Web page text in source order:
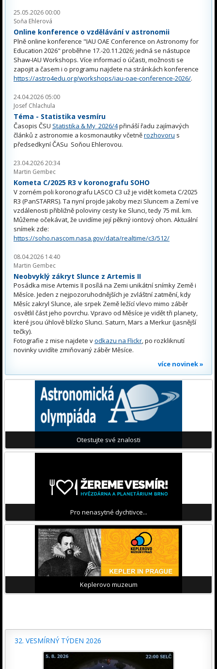
25.05.2026 00:00
Soňa Ehlerová
Online konference o vzdělávání v astronomii
Plně online konference "IAU OAE Conference on Astronomy for
Education 2026" proběhne 17.-20.11.2026; jedná se nástupce
Shaw-IAU Workshops. Více informací o účasti, možnosti se
zapojit a časem i o programu najdete na stránkách konference
https://astro4edu.org/workshops/iau-oae-conference-2026/.
24.04.2026 05:00
Josef Chlachula
Téma - Statistika vesmíru
Časopis ČSU Statistika & My 2026/4přináší řadu zajímavých
článků z astronomie a kosmonautiky včetněrozhovoru s
předsedkyní ČASu Soňou Ehlerovou.
23.04.2026 20:34
Martin Gembec
Kometa C/2025 R3 v koronografu SOHO
V zorném poli koronografu LASCO C3 už je vidět kometa C/2025
R3 (PanSTARRS). Ta nyní projde jakoby mezi Sluncem a Zemí ve
vzdálenosti přibližně poloviny cesty ke Slunci, tedy 75 mil. km.
Můžeme očekávat, že uvidíme její pěkný iontový ohon. Aktuální
snímek zde:
https://soho.nascom.nasa.gov/data/realtime/c3/512/
08.04.2026 14:40
Martin Gembec
Neobvyklý zákryt Slunce z Artemis II
Posádka mise Artemis II posílá na Zemi unikátní snímky Země i
Měsíce. Jeden z nejpozoruhodnějších je zvláštní zatmění, kdy
Měsíc zakryl Slunce, ale srpek Země ležící vlevo mimo záběr
osvětlil část jeho povrchu. Vpravo od Měsíce je vidět tři planety,
které jsou úhlově blízko Slunci. Saturn, Mars a Merkur (jasnější
tečky).
Fotografie z mise najdete vodkazu na Flickr, po rozkliknutí
novinky uvidíte zmiňovaný záběr Měsíce.
více novinek »
Otestujte své znalosti
Pro nenasytné dychtivce...
Keplerovo muzeum
32. VESMÍRNÝ TÝDEN 2026